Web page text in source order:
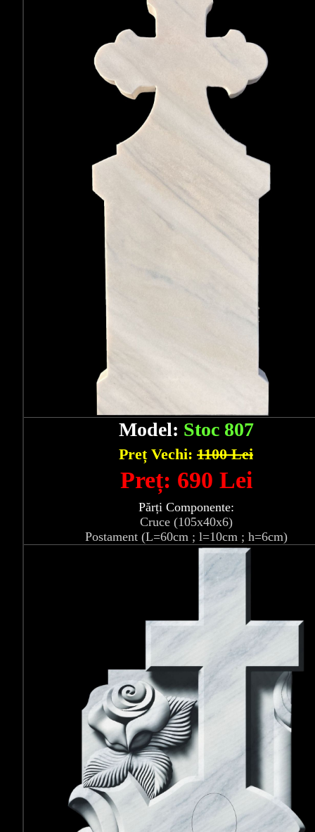
Model: Stoc 807
Preț Vechi: 1100 Lei
Preț: 690 Lei
Părți Componente:
Cruce (105x40x6)
Postament (L=60cm ; l=10cm ; h=6cm)